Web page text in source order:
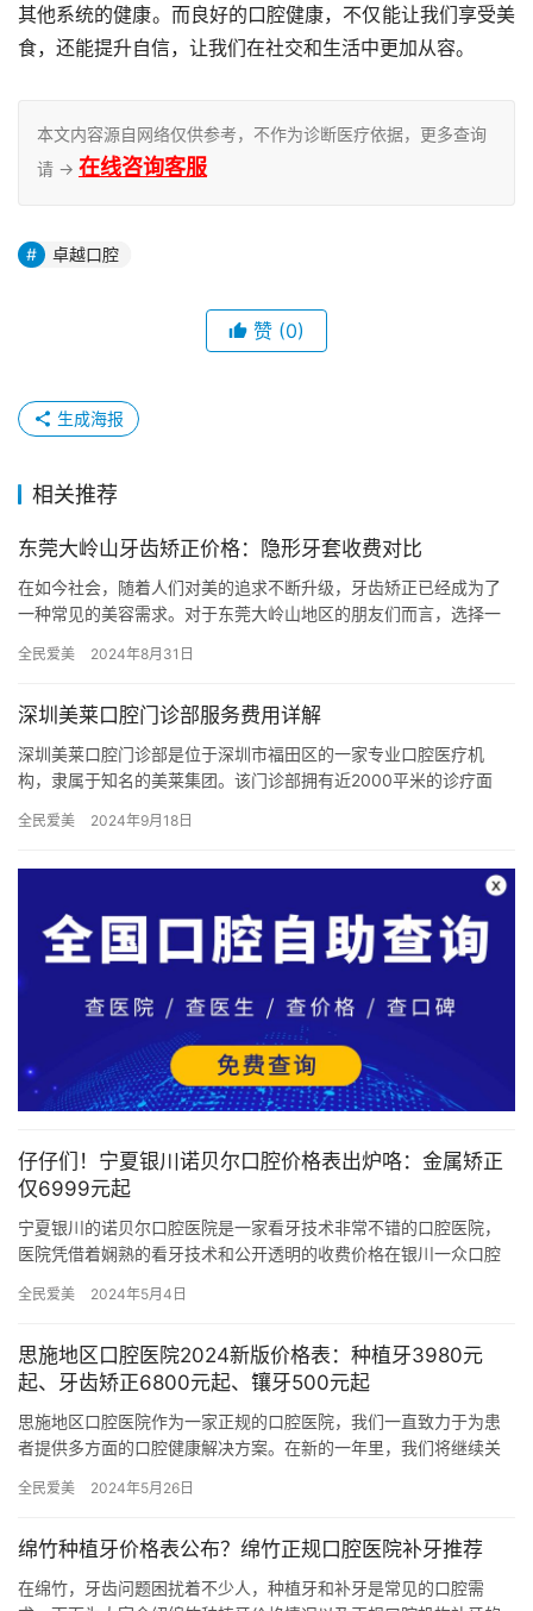
其他系统的健康。而良好的口腔健康，不仅能让我们享受美
食，还能提升自信，让我们在社交和生活中更加从容。
本文内容源自网络仅供参考，不作为诊断医疗依据，更多查询
请 → 在线咨询客服
卓越口腔
赞 (0)
生成海报
相关推荐
东莞大岭山牙齿矫正价格：隐形牙套收费对比
在如今社会，随着人们对美的追求不断升级，牙齿矫正已经成为了
一种常见的美容需求。对于东莞大岭山地区的朋友们而言，选择一
素，更要…
全民爱美 2024年8月31日
深圳美莱口腔门诊部服务费用详解
深圳美莱口腔门诊部是位于深圳市福田区的一家专业口腔医疗机
构，隶属于知名的美莱集团。该门诊部拥有近2000平米的诊疗面
口腔医…
全民爱美 2024年9月18日
仔仔们！宁夏银川诺贝尔口腔价格表出炉咯：金属矫正
仅6999元起
宁夏银川的诺贝尔口腔医院是一家看牙技术非常不错的口腔医院，
医院凭借着娴熟的看牙技术和公开透明的收费价格在银川一众口腔
银川诺…
全民爱美 2024年5月4日
思施地区口腔医院2024新版价格表：种植牙3980元
起、牙齿矫正6800元起、镶牙500元起
思施地区口腔医院作为一家正规的口腔医院，我们一直致力于为患
者提供多方面的口腔健康解决方案。在新的一年里，我们将继续关
以下是…
全民爱美 2024年5月26日
绵竹种植牙价格表公布？绵竹正规口腔医院补牙推荐
在绵竹，牙齿问题困扰着不少人，种植牙和补牙是常见的口腔需